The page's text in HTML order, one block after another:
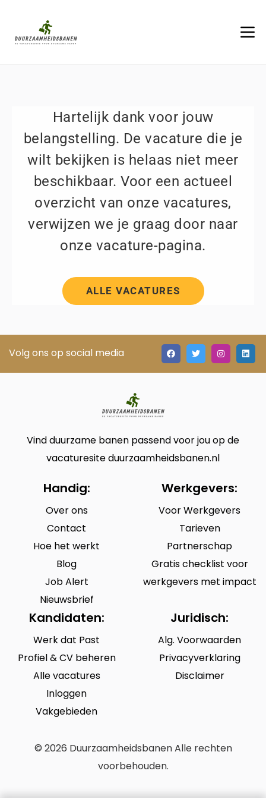
Hartelijk dank voor jouw
belangstelling. De vacature die je
wilt bekijken is helaas niet meer
beschikbaar. Voor een actueel
overzicht van onze vacatures,
verwijzen we je graag door naar
onze vacature-pagina.
ALLE VACATURES
Volg ons op social media
Vind duurzame banen passend voor jou op de
vacaturesite duurzaamheidsbanen.nl
Handig:
Over ons
Contact
Hoe het werkt
Blog
Job Alert
Nieuwsbrief
Werkgevers:
Voor Werkgevers
Tarieven
Partnerschap
Gratis checklist voor
werkgevers met impact
Kandidaten:
Werk dat Past
Profiel & CV beheren
Alle vacatures
Inloggen
Vakgebieden
Juridisch:
Alg. Voorwaarden
Privacyverklaring
Disclaimer
© 2026 Duurzaamheidsbanen Alle rechten
voorbehouden.